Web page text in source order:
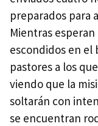
preparados para
Mientras
escondidos en el
pastores a los
viendo que la
soltarán con
se encuentran